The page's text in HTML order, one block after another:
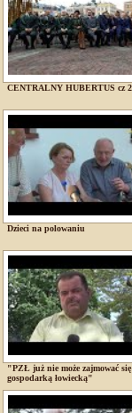
CENTRALNY HUBERTUS cz 2
Dzieci na polowaniu
"PZŁ już nie może zajmować się
gospodarką łowiecką"